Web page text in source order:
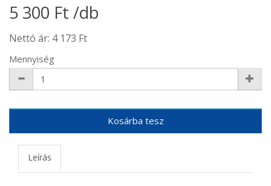
5 300 Ft /db
Nettó ár: 4 173 Ft
Mennyiség
Kosárba tesz
Leírás